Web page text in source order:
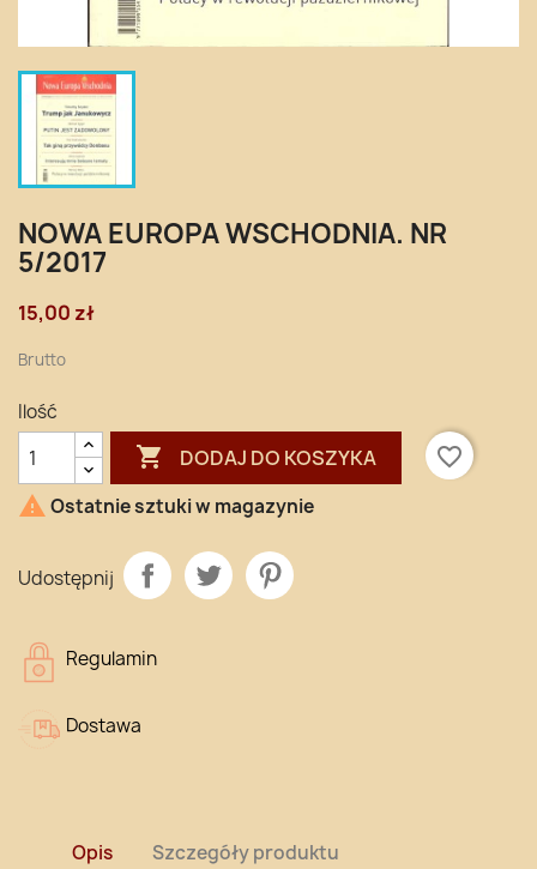
NOWA EUROPA WSCHODNIA. NR
5/2017
15,00 zł
Brutto
Ilość
 DODAJ DO KOSZYKA
favorite_border
 Ostatnie sztuki w magazynie
Udostępnij
Regulamin
Dostawa
Opis Szczegóły produktu